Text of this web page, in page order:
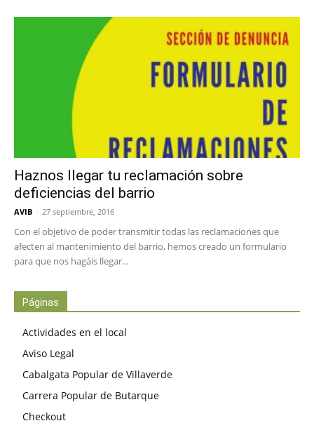
Haznos llegar tu reclamación sobre
deficiencias del barrio
AVIB - 27 septiembre, 2016
Con el objetivo de poder transmitir todas las reclamaciones que
afecten al mantenimiento del barrio, hemos creado un formulario
para que nos hagáis llegar...
Páginas
Actividades en el local
Aviso Legal
Cabalgata Popular de Villaverde
Carrera Popular de Butarque
Checkout